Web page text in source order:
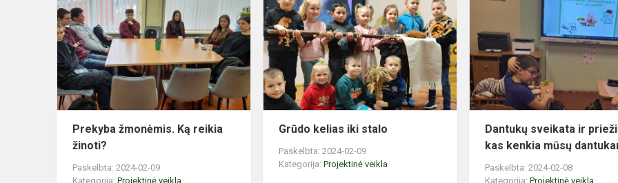
žmonėmis.
Ką
reikia
žinoti?
Prekyba žmonėmis. Ką reikia
žinoti?
Paskelbta: 2024-02-09
Kategorija: Projektinė veikla
iki
stalo
Grūdo kelias iki stalo
Paskelbta: 2024-02-09
Kategorija:Projektinė veikla
Dantukų sveikata ir
kas kenkia mūsų
Paskelbta: 2024-02-08
Kategorija:Projektinė veikla